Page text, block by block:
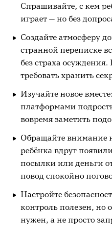
Спрашивайте, с кем
играет — но без
Создайте атмосферу
странной переписке
без страха
требовать хранить
Изучайте новое
платформами
вовремя заметить
Обращайте внимание
ребёнка вдруг
посылки или деньги
повод спокойно
Настройте
контроль полезен, но
нужен, а не просто